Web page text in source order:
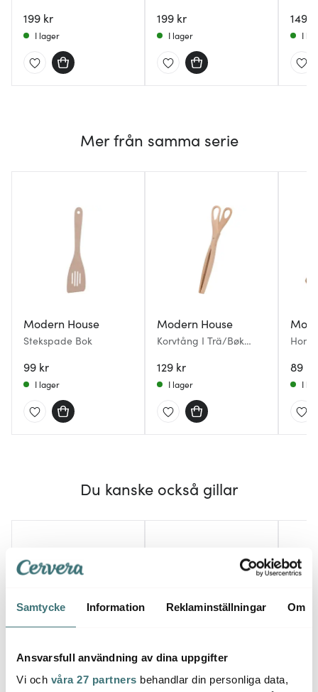
Samtycke Information Reklaminställningar Om
Ansvarsfull användning av dina uppgifter
Vi och våra 27 partners behandlar din personliga data,
199 kr
I lager
199 kr
I lager
149
I
Mer från samma serie
Modern House
Stekspade Bok
99 kr
I lager
Modern House
Korvtång I Trä/Bøk
129 kr
I lager
89 kr
I
Du kanske också gillar
Kockums Jernverk
Aida
RAW grytslev /